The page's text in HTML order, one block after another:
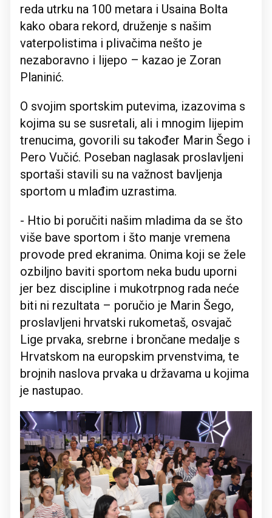
reda utrku na 100 metara i Usaina Bolta
kako obara rekord, druženje s našim
vaterpolistima i plivačima nešto je
nezaboravno i lijepo – kazao je Zoran
Planinić.
O svojim sportskim putevima, izazovima s
kojima su se susretali, ali i mnogim lijepim
trenucima, govorili su također Marin Šego i
Pero Vučić. Poseban naglasak proslavljeni
sportaši stavili su na važnost bavljenja
sportom u mlađim uzrastima.
- Htio bi poručiti našim mladima da se što
više bave sportom i što manje vremena
provode pred ekranima. Onima koji se žele
ozbiljno baviti sportom neka budu uporni
jer bez discipline i mukotrpnog rada neće
biti ni rezultata – poručio je Marin Šego,
proslavljeni hrvatski rukometaš, osvajač
Lige prvaka, srebrne i brončane medalje s
Hrvatskom na europskim prvenstvima, te
brojnih naslova prvaka u državama u kojima
je nastupao.